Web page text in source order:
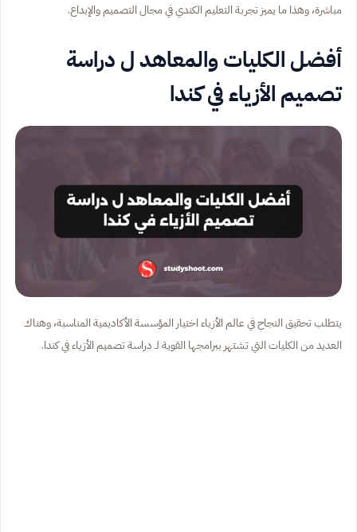
مباشرة، وهذا ما يميز تجربة التعليم الكندي في مجال التصميم والإبداع.
أفضل الكليات والمعاهد ل دراسة
تصميم الأزياء في كندا
يتطلب تحقيق النجاح في عالم الأزياء اختيار المؤسسة الأكاديمية المناسبة، وهناك
العديد من الكليات التي تشتهر ببرامجها القوية لـ دراسة تصميم الأزياء في كندا.